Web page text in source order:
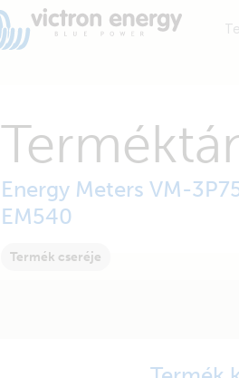
Energy Meters VM-
EM540
Termék cseréje